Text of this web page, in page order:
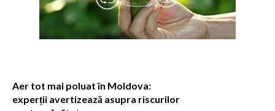
Aer tot mai poluat în Moldova:
experții avertizează asupra riscurilor